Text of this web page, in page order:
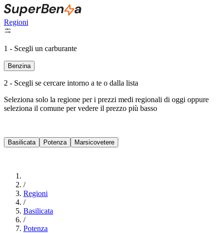
Regioni
1 - Scegli un carburante
Benzina
2 - Scegli se cercare intorno a te o dalla lista
Seleziona solo la regione per i prezzi medi regionali di oggi oppure
seleziona il comune per vedere il prezzo più basso
Basilicata Potenza Marsicovetere
/
Regioni
/
Basilicata
/
Potenza